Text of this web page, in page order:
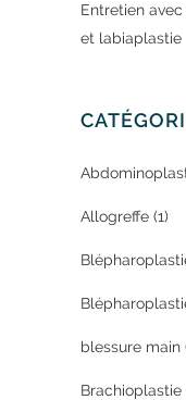
Entretien
et labiaplastie
Allogreffe (1)
blessure main
Brachioplastie